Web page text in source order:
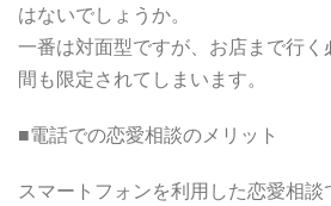
はないでしょうか。
一番は対面型ですが、お店まで行
間も限定されてしまいます。
■電話での恋愛相談のメリット
スマートフォンを利用した恋愛相